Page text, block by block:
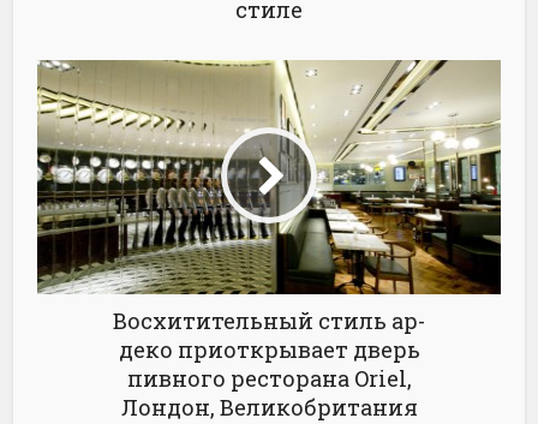
стиле
Восхитительный стиль ар-
деко приоткрывает дверь
пивного ресторана Oriel,
Лондон, Великобритания